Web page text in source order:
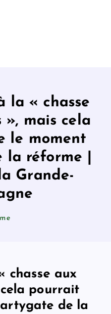
la « chasse
», mais cela
le moment
réforme |
Grande-
chasse aux
pourrait
de la